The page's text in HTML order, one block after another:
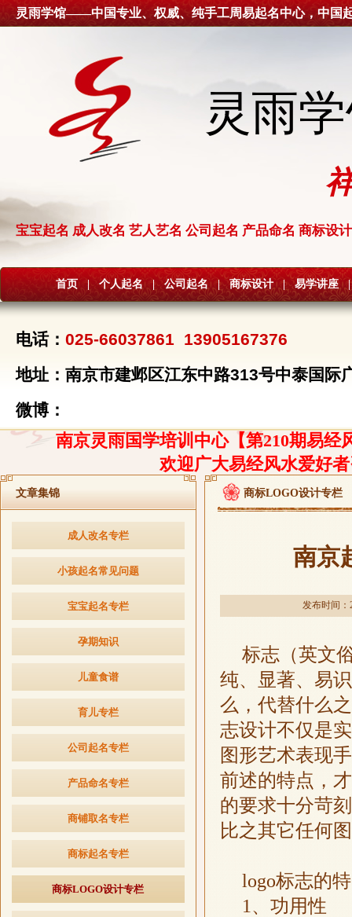
灵雨学馆——中国专业、权威、纯手工周易起名中心，中国
灵雨
宝宝起名 成人改名 艺人艺名 公司起名 产品命名 商标设计
首页 | 个人起名 | 公司起名 | 商标设计 | 易学讲座 |
电话： 025-66037861 13905167376
地址：南京市建邺区江东中路313号中泰国际
微博：
南京灵雨国学培训中心【第210期易经
欢迎广大易经风水爱好
文章集锦
成人改名专栏
小孩起名常见问题
宝宝起名专栏
孕期知识
儿童食谱
育儿专栏
公司起名专栏
产品命名专栏
商铺取名专栏
商标起名专栏
商标LOGO设计专栏
商标LOGO设计专栏
南京
发布时间：
标志（英文
纯、显著、易
么，代替什么
志设计不仅是
图形艺术表现
前述的特点，
的要求十分苛
比之其它任何
logo标志的
1、功用性